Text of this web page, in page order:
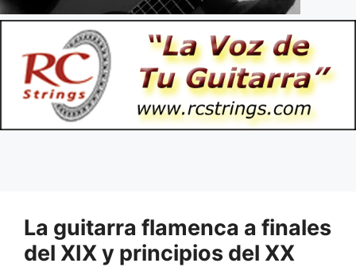
La guitarra flamenca a finales
del XIX y principios del XX